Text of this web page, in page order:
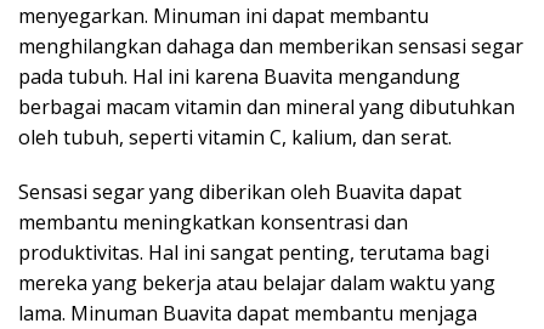
menyegarkan. Minuman ini dapat membantu
menghilangkan dahaga dan memberikan sensasi segar
pada tubuh. Hal ini karena Buavita mengandung
berbagai macam vitamin dan mineral yang dibutuhkan
oleh tubuh, seperti vitamin C, kalium, dan serat.
Sensasi segar yang diberikan oleh Buavita dapat
membantu meningkatkan konsentrasi dan
produktivitas. Hal ini sangat penting, terutama bagi
mereka yang bekerja atau belajar dalam waktu yang
lama. Minuman Buavita dapat membantu menjaga